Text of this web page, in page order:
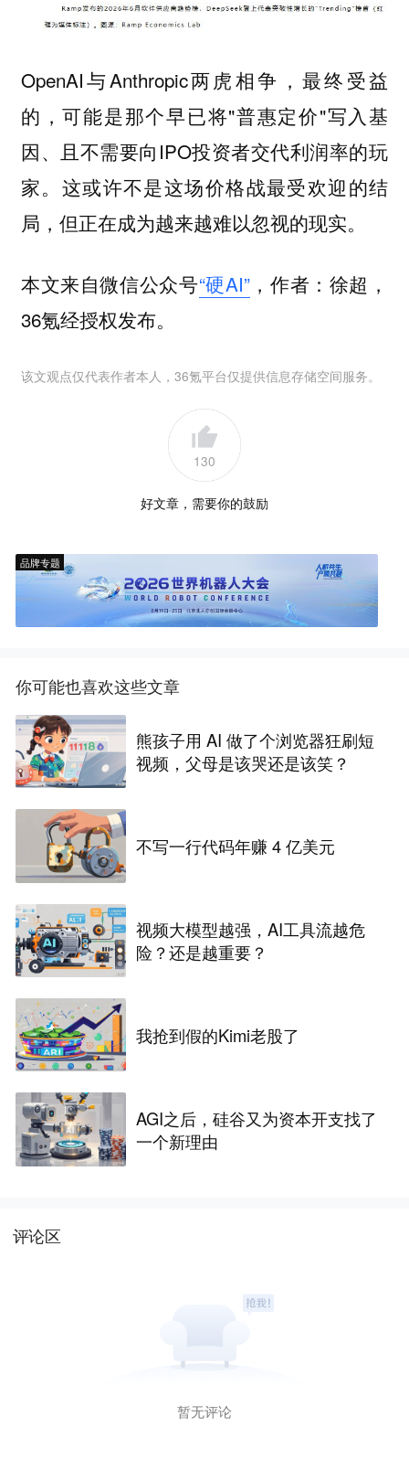
OpenAI与Anthropic两虎相争，最终受益
的，可能是那个早已将"普惠定价"写入基
因、且不需要向IPO投资者交代利润率的玩
家。这或许不是这场价格战最受欢迎的结
局，但正在成为越来越难以忽视的现实。
本文来自微信公众号“硬AI”，作者：徐超，
36氪经授权发布。
该文观点仅代表作者本人，36氪平台仅提供信息存储空间服务。
130
好文章，需要你的鼓励
品牌专题
你可能也喜欢这些文章
熊孩子用 AI 做了个浏览器狂刷短
视频，父母是该哭还是该笑？
不写一行代码年赚 4 亿美元
视频大模型越强，AI工具流越危
险？还是越重要？
我抢到假的Kimi老股了
AGI之后，硅谷又为资本开支找了
一个新理由
评论区
暂无评论